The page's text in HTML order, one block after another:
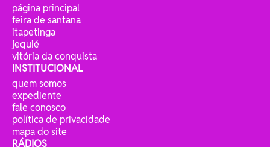
página principal
feira de santana
itapetinga
jequié
vitória da conquista
INSTITUCIONAL
quem somos
expediente
fale conosco
política de privacidade
mapa do site
RÁDIOS